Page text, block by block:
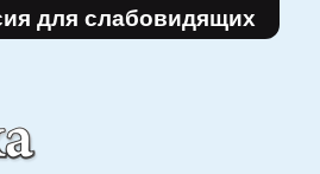
для слабовидящих